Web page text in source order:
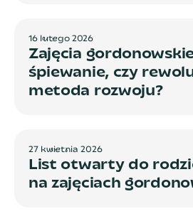
16 lutego 2026
Zajęcia
śpiewanie, czy
metoda rozwoju?
27 kwietnia 2026
List otwarty do
na zajęciach